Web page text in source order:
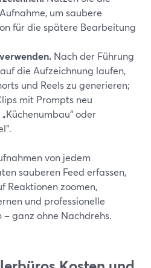
um saubere
für die spätere Bearbeitung
Nach der Führung
die Aufzeichnung laufen,
und Reels zu generieren;
mit Prompts neu
oder
von jedem
sauberen Feed erfassen,
Reaktionen zoomen,
und professionelle
ganz ohne Nachdrehs.